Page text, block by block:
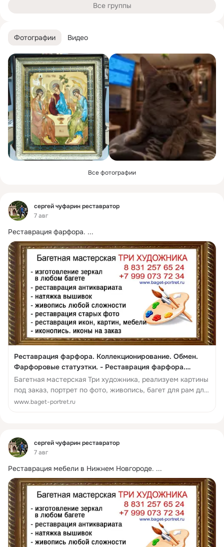
Фотографии Видео
Все фотографии
Фид
сергей чуфарин реставратор
7 авг
Реставрация фарфора. ...
Реставрация фарфора. Коллекционирование. Обмен.
Фарфоровые статуэтки. - Реставрация фарфора.
Коллекционирование. Обмен. Фарфоровые статуэтки.
Багетная мастерская Три художника, реализуем картины
под заказ, портрет по фото, живопись, багет для рам для
дверей и зеркал. А ...
www.baget-portret.ru
Фид
сергей чуфарин реставратор
7 авг
Реставрация мебели в Нижнем Новгороде. ...
Все группы